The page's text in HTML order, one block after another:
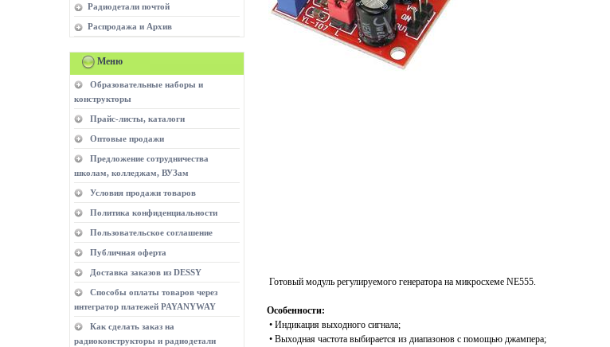
Радиодетали почтой
Распродажа и Архив
Меню
Образовательные наборы и
конструкторы
Прайс-листы, каталоги
Оптовые продажи
Предложение сотрудничества
школам, колледжам, ВУЗам
Условия продажи товаров
Политика конфиденциальности
Пользовательское соглашение
Публичная оферта
Доставка заказов из DESSY
Способы оплаты товаров через
интегратор платежей PAYANYWAY
Как сделать заказ на
радиоконструкторы и радиодетали
Готовый модуль регулируемого генератора на микросхеме NE555.
Особенности:
• Индикация выходного сигнала;
• Выходная частота выбирается из диапазонов с помощью джампера;